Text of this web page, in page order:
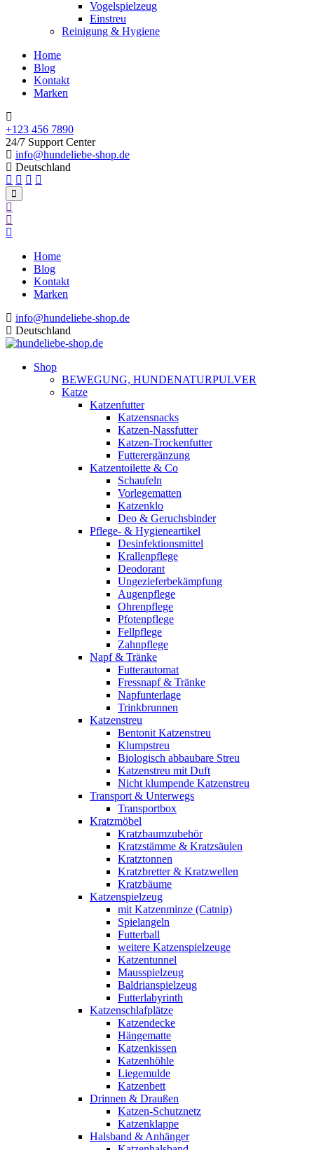
Vogelspielzeug
Einstreu
Reinigung & Hygiene
Home
Blog
Kontakt
Marken
+123 456 7890
24/7 Support Center
info@hundeliebe-shop.de
Deutschland
Home
Blog
Kontakt
Marken
info@hundeliebe-shop.de
Deutschland
Shop
BEWEGUNG, HUNDENATURPULVER
Katze
Katzenfutter
Katzensnacks
Katzen-Nassfutter
Katzen-Trockenfutter
Futterergänzung
Katzentoilette & Co
Schaufeln
Vorlegematten
Katzenklo
Deo & Geruchsbinder
Pflege- & Hygieneartikel
Desinfektionsmittel
Krallenpflege
Deodorant
Ungezieferbekämpfung
Augenpflege
Ohrenpflege
Pfotenpflege
Fellpflege
Zahnpflege
Napf & Tränke
Futterautomat
Fressnapf & Tränke
Napfunterlage
Trinkbrunnen
Katzenstreu
Bentonit Katzenstreu
Klumpstreu
Biologisch abbaubare Streu
Katzenstreu mit Duft
Nicht klumpende Katzenstreu
Transport & Unterwegs
Transportbox
Kratzmöbel
Kratzbaumzubehör
Kratzstämme & Kratzsäulen
Kratztonnen
Kratzbretter & Kratzwellen
Kratzbäume
Katzenspielzeug
mit Katzenminze (Catnip)
Spielangeln
Futterball
weitere Katzenspielzeuge
Katzentunnel
Mausspielzeug
Baldrianspielzeug
Futterlabyrinth
Katzenschlafplätze
Katzendecke
Hängematte
Katzenkissen
Katzenhöhle
Liegemulde
Katzenbett
Drinnen & Draußen
Katzen-Schutznetz
Katzenklappe
Halsband & Anhänger